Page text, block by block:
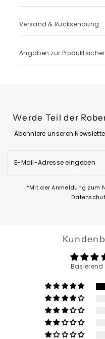
Versand & Rücksendung
Angaben zur
Werde Teil der
Abonniere unseren
Mail-
Adresse
*Mit der Anmeldung zum
Basierend